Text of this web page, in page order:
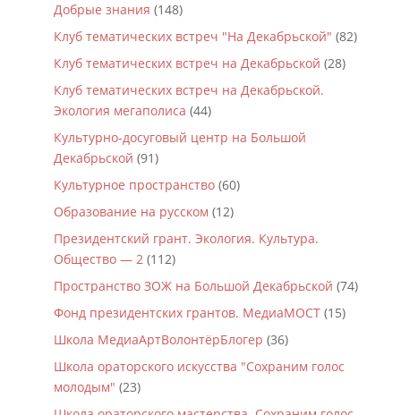
Добрые знания (148)
Клуб тематических встреч "На Декабрьской" (82)
Клуб тематических встреч на Декабрьской (28)
Клуб тематических встреч на Декабрьской.
Экология мегаполиса (44)
Культурно-досуговый центр на Большой
Декабрьской (91)
Культурное пространство(60)
Образование на русском (12)
Президентский грант. Экология. Культура.
Общество — 2(112)
Пространство ЗОЖ на Большой Декабрьской (74)
Фонд президентских грантов. МедиаМОСТ(15)
Школа МедиаАртВолонтёрБлогер (36)
Школа ораторского искусства "Сохраним голос
молодым" (23)